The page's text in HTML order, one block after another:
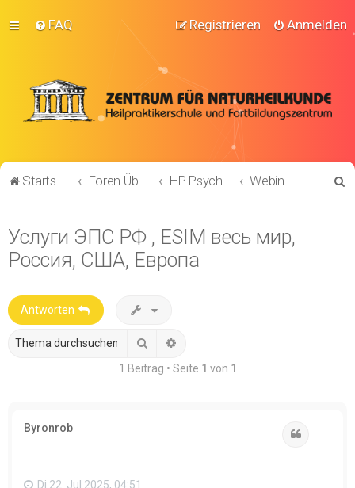
FAQ Anmelden
Registrieren
Startseite Foren-Übersicht HP Psychotherapie Webinar! HP-Psych. KOMPAKT Prüfungsvorbereitung
Услуги ЭПС РФ , ESIM весь мир,
Россия, США, Европа
Antworten
Suche
1 Beitrag • Seite 1 von 1
Byronrob
Di 22. Jul 2025, 04:51